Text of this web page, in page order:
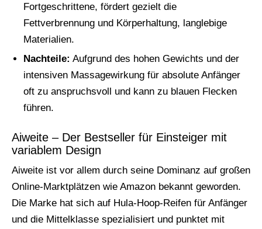
Fortgeschrittene, fördert gezielt die
Fettverbrennung und Körperhaltung, langlebige
Materialien.
Nachteile: Aufgrund des hohen Gewichts und der
intensiven Massagewirkung für absolute Anfänger
oft zu anspruchsvoll und kann zu blauen Flecken
führen.
Aiweite – Der Bestseller für Einsteiger mit
variablem Design
Aiweite ist vor allem durch seine Dominanz auf großen
Online-Marktplätzen wie Amazon bekannt geworden.
Die Marke hat sich auf Hula-Hoop-Reifen für Anfänger
und die Mittelklasse spezialisiert und punktet mit